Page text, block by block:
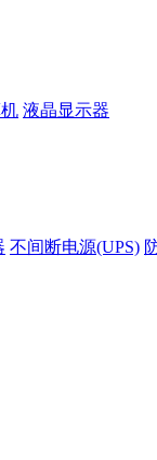
液晶显示器
不间断电源(UPS)